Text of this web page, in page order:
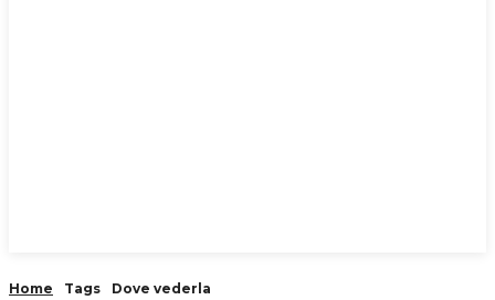
Home Tags Dove vederla